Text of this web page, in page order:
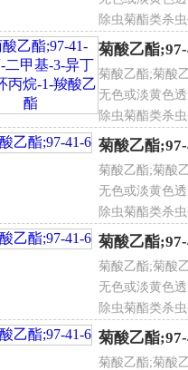
量196.29
登录号97-41-6
登录号202-579-7
性
不溶于水，溶于
机溶剂。
乙酯制备方法
应瓶中加入2，5-二甲基-2
剂，在氮气下加热至120℃
，滴加完后再继续搅拌0.5h
可循环使用，用重氮乙酸
乙酯与菊酯甲酯一样，也是
除虫菊酯类杀
酯;菊酸乙酯;菊
菊酸乙酯
菊酸乙酯;菊酸
无色或淡黄色
除虫菊酯类杀
酯;菊酸乙酯;菊
菊酸乙酯
菊酸乙酯;菊酸
无色或淡黄色
除虫菊酯类杀
酯;菊酸乙酯;菊
菊酸乙酯
菊酸乙酯;菊酸
无色或淡黄色
除虫菊酯类杀
酯;菊酸乙酯;菊
菊酸乙酯
菊酸乙酯;菊酸